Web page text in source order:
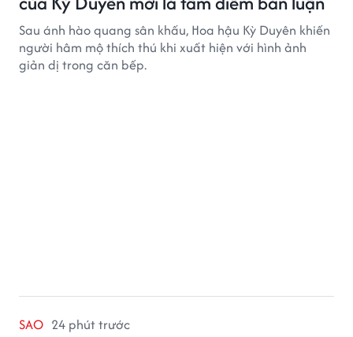
Sau ánh hào quang sân khấu, Hoa hậu Kỳ Duyên khiến
người hâm mộ thích thú khi xuất hiện với hình ảnh
giản dị trong căn bếp.
SAO 24 phút trước